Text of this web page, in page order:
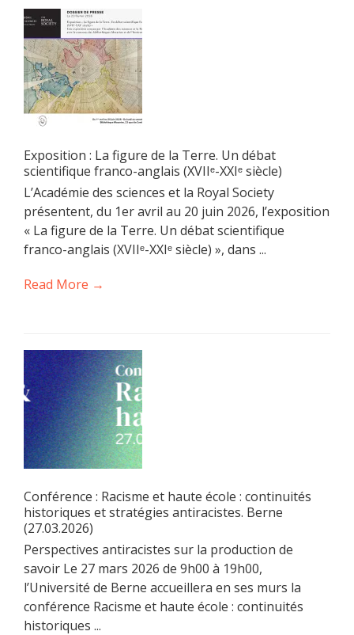
Exposition : La figure de la Terre. Un débat
scientifique franco-anglais (XVIIᵉ-XXIᵉ siècle)
L’Académie des sciences et la Royal Society
présentent, du 1er avril au 20 juin 2026, l’exposition
« La figure de la Terre. Un débat scientifique
franco-anglais (XVIIᵉ-XXIᵉ siècle) », dans ...
Read More →
Conférence : Racisme et haute école : continuités
historiques et stratégies antiracistes. Berne
(27.03.2026)
Perspectives antiracistes sur la production de
savoir Le 27 mars 2026 de 9h00 à 19h00,
l’Université de Berne accueillera en ses murs la
conférence Racisme et haute école : continuités
historiques ...